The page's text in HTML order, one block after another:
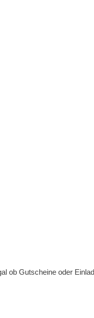
ob Gutscheine oder